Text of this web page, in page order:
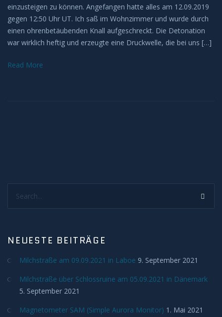
Lenticularis
Zodiakallicht
Milchstraße
Planeten
Merkur
Saturn
einzusteigen zu können. Angefangen hatte alles am 12.09.2019
gegen 12:50 Uhr UT. Ich saß im Wohnzimmer und wurde durch
einen ohrenbetäubenden Knall aufgeschreckt. Die Detonation
war wirklich heftig und erzeugte eine Druckwelle, die bei uns […]
Read More
NEUESTE BEITRÄGE
Milchstraße am 09.09.2021 in Laboe 9. September 2021
Milchstraße über Schlossruine am 05.09.2021 in Dänemark
5. September 2021
Magnetometer SAM (Simple Aurora Monitor) 1. Mai 2021